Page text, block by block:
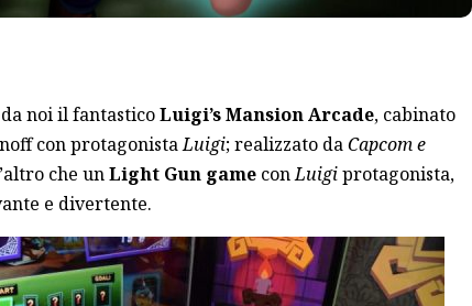
noi il fantasticoLuigi’s Mansion Arcade, cabinato
con protagonistaLuigi; realizzato daCapcom e
che unLight Gun gameconLuigiprotagonista,
e divertente.